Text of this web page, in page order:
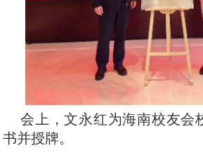
会上，文永红为海南校友会
书并授牌。